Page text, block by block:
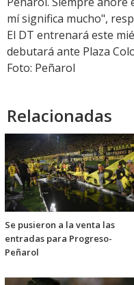
mí significa mucho",
El DT entrenará este
debutará ante Plaza
Foto: Peñarol
Relacionadas
Se pusieron a la venta las
entradas para Progreso-
Peñarol